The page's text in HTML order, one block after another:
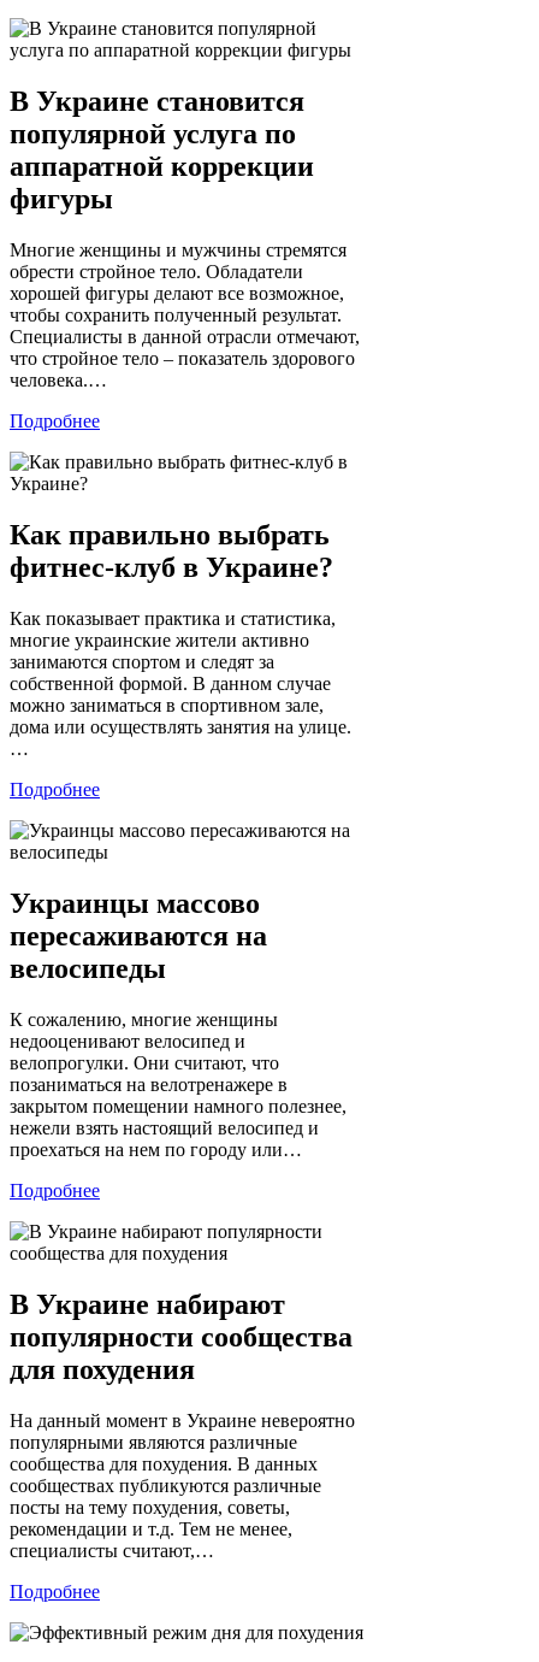
В Украине становится
популярной услуга по
аппаратной коррекции
фигуры
Многие женщины и мужчины стремятся
обрести стройное тело. Обладатели
хорошей фигуры делают все возможное,
чтобы сохранить полученный результат.
Специалисты в данной отрасли отмечают,
что стройное тело – показатель здорового
человека.…
Подробнее
Как правильно выбрать
фитнес-клуб в Украине?
Как показывает практика и статистика,
многие украинские жители активно
занимаются спортом и следят за
собственной формой. В данном случае
можно заниматься в спортивном зале,
дома или осуществлять занятия на улице.
…
Подробнее
Украинцы массово
пересаживаются на
велосипеды
К сожалению, многие женщины
недооценивают велосипед и
велопрогулки. Они считают, что
позаниматься на велотренажере в
закрытом помещении намного полезнее,
нежели взять настоящий велосипед и
проехаться на нем по городу или…
Подробнее
В Украине набирают
популярности сообщества
для похудения
На данный момент в Украине невероятно
популярными являются различные
сообщества для похудения. В данных
сообществах публикуются различные
посты на тему похудения, советы,
рекомендации и т.д. Тем не менее,
специалисты считают,…
Подробнее